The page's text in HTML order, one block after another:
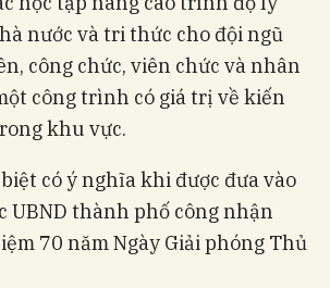
nước và tri thức cho đội ngũ
công chức, viên chức và nhân
công trình có giá trị về kiến
khu vực.
có ý nghĩa khi được đưa vào
UBND thành phố công nhận
70 năm Ngày Giải phóng Thủ